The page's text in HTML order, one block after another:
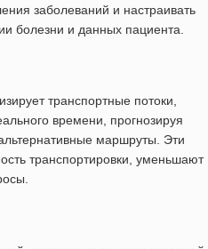
заболеваний и настраивать
болезни и данных пациента.
транспортные потоки,
времени, прогнозируя
маршруты. Эти
транспортировки, уменьшают